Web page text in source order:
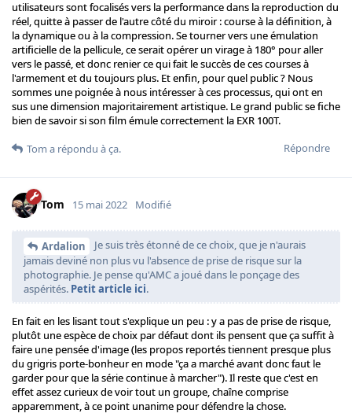
utilisateurs sont focalisés vers la performance dans la reproduction du
réel, quitte à passer de l'autre côté du miroir : course à la définition, à
la dynamique ou à la compression. Se tourner vers une émulation
artificielle de la pellicule, ce serait opérer un virage à 180° pour aller
vers le passé, et donc renier ce qui fait le succès de ces courses à
l'armement et du toujours plus. Et enfin, pour quel public ? Nous
sommes une poignée à nous intéresser à ces processus, qui ont en
sus une dimension majoritairement artistique. Le grand public se fiche
bien de savoir si son film émule correctement la EXR 100T.
Répondre
Tom a répondu à ça.
Tom 15 mai 2022 Modifié
Ardalion
Je suis très étonné de ce choix, que je n'aurais
jamais deviné non plus vu l'absence de prise de risque sur la
photographie. Je pense qu'AMC a joué dans le ponçage des
aspérités. Petit article ici.
En fait en les lisant tout s'explique un peu : y a pas de prise de risque,
plutôt une espèce de choix par défaut dont ils pensent que ça suffit à
faire une pensée d'image (les propos reportés tiennent presque plus
du grigris porte-bonheur en mode "ça a marché avant donc faut le
garder pour que la série continue à marcher"). Il reste que c'est en
effet assez curieux de voir tout un groupe, chaîne comprise
apparemment, à ce point unanime pour défendre la chose.